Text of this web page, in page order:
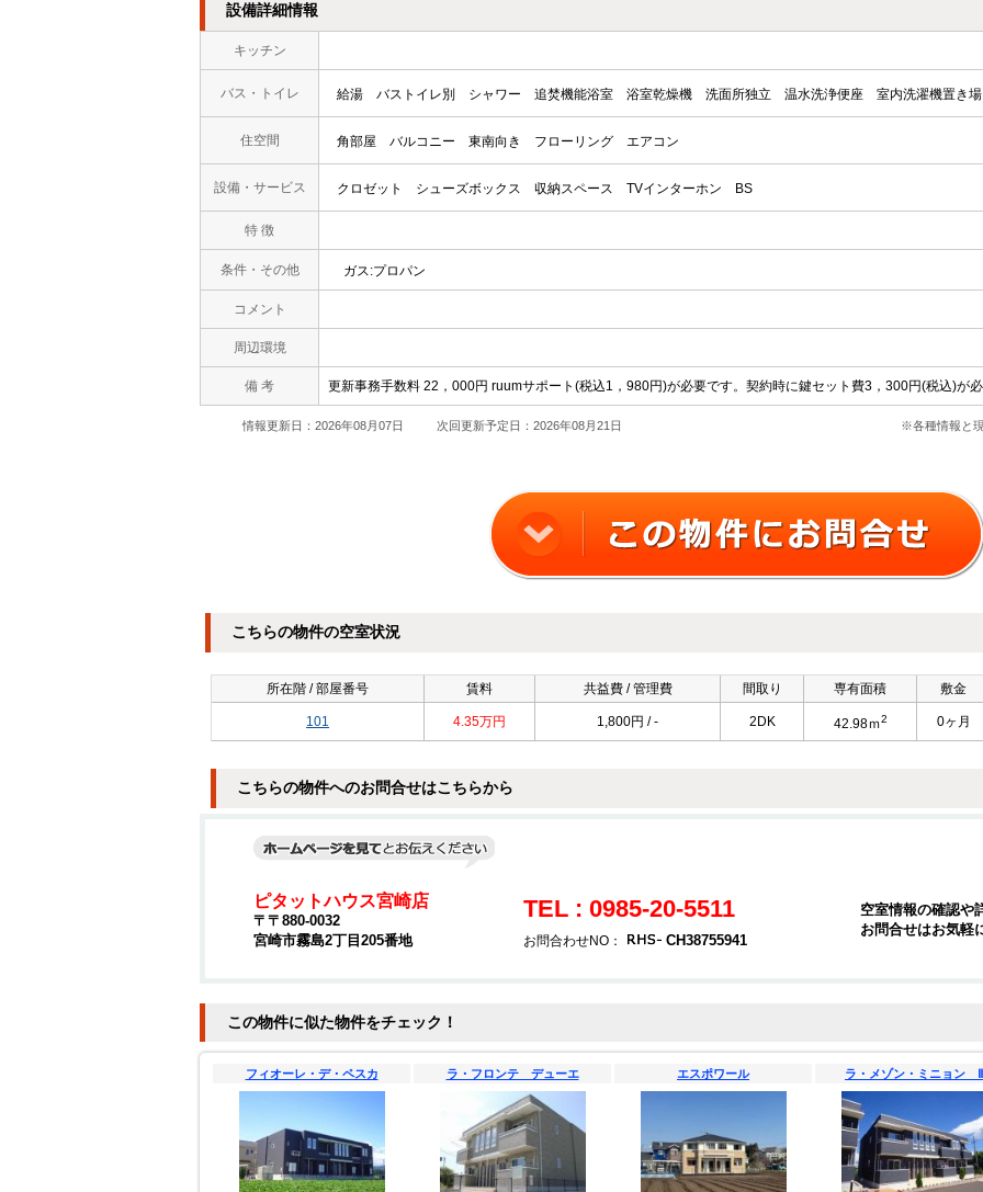
設備詳細情報
キッチン
バス・トイレ 給湯 バストイレ別 シャワー 追焚機能浴室 浴室乾燥機 洗面所独立 温水洗浄便座 室内洗濯機置き場
住空間 角部屋 バルコニー 東南向き フローリング エアコン
設備・サービス クロゼット シューズボックス 収納スペース TVインターホン BS
特 徴
条件・その他 ガス:プロパン
コメント
周辺環境
備 考 更新事務手数料 22，000円 ruumサポート(税込1，980円)が必要です。契約時に鍵セット費3，300円(税込)が
情報更新日：2026年08月07日 次回更新予定日：2026年08月21日 ※各種情報と
こちらの物件の空室状況
所在階 / 部屋番号 賃料 共益費 / 管理費 間取り 専有面積 敷金
101 4.35万円 1,800円 / - 2DK 42.98ｍ2 0ヶ月
こちらの物件へのお問合せはこちらから
ピタットハウス宮崎店
〒〒880-0032
宮崎市霧島2丁目205番地
TEL : 0985-20-5511
お問合わせNO： CH38755941
空室情報の確認や
お問合せはお気軽
この物件に似た物件をチェック！
フィオーレ・デ・ペスカ ラ・フロンテ デューエ エスポワール ラ・メゾン・ミニョン Ⅱ